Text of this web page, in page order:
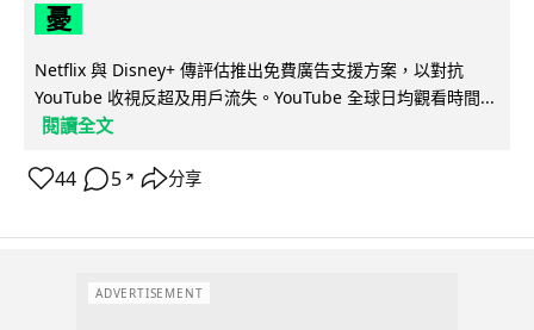
憂
Netflix 與 Disney+ 傳評估推出免費廣告支援方案，以對抗
YouTube 收視反超及用戶流失。YouTube 全球日均觀看時間...
閱讀全文
44 5 ↗ 分享
ADVERTISEMENT